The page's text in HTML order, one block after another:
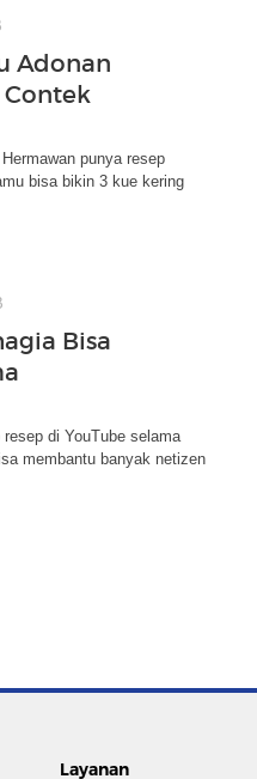
Adonan
punya resep
bisa bikin 3 kue kering
Bisa
di YouTube selama
membantu banyak netizen
Layanan